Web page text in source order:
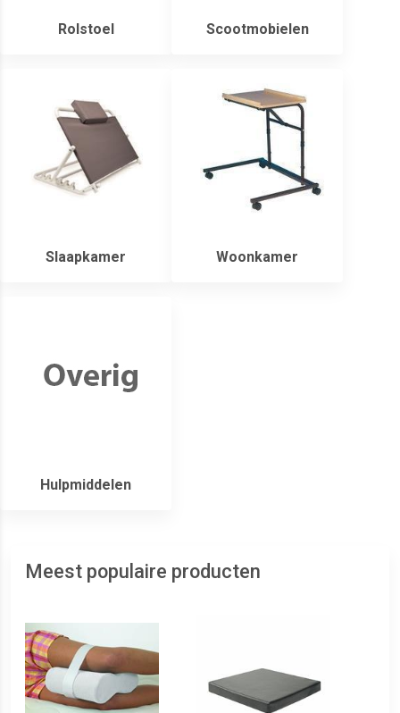
Rolstoel Scootmobielen
Slaapkamer Woonkamer
Hulpmiddelen
Meest populaire producten